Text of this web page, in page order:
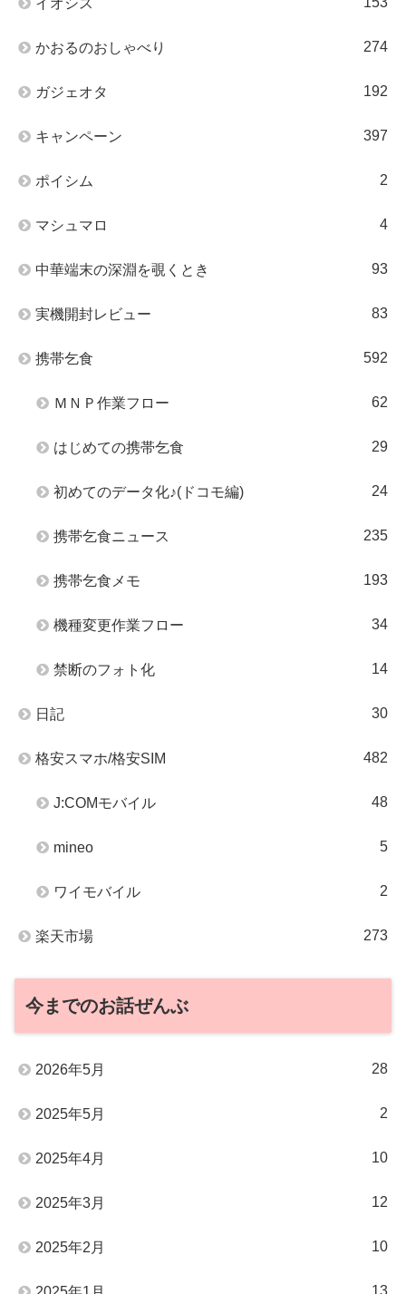
かおるのおしゃべり 274
ガジェオタ 192
キャンペーン 397
ポイシム 2
マシュマロ 4
中華端末の深淵を覗くとき 93
実機開封レビュー 83
携帯乞食 592
ＭＮＰ作業フロー 62
はじめての携帯乞食 29
初めてのデータ化♪(ドコモ編) 24
携帯乞食ニュース 235
携帯乞食メモ 193
機種変更作業フロー 34
禁断のフォト化 14
日記 30
格安スマホ/格安SIM 482
J:COMモバイル 48
mineo 5
ワイモバイル 2
楽天市場 273
今までのお話ぜんぶ
2026年5月 28
2025年5月 2
2025年4月 10
2025年3月 12
2025年2月 10
13